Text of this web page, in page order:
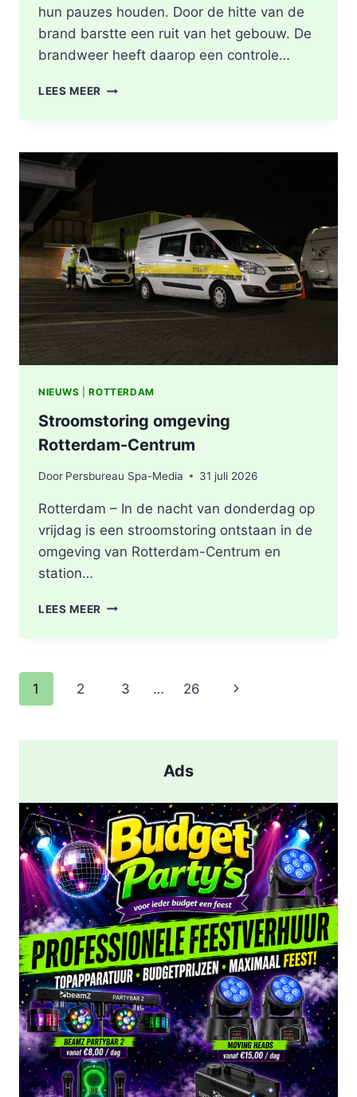
hun pauzes houden. Door de hitte van de
brand barstte een ruit van het gebouw. De
brandweer heeft daarop een controle…
LEES MEER SCOOTER
BIJ
IN
ROTTERDAM
NIEUWS |ROTTERDAM
Stroomstoring omgeving
Rotterdam-Centrum
Door Persbureau Spa-Media 31 juli 2026
Rotterdam – In de nacht van donderdag op
vrijdag is een stroomstoring ontstaan in de
omgeving van Rotterdam-Centrum en
station…
LEES MEER STROOMSTORING
Paginanavigatie
1 2 3 … 26
Volgende
Ads